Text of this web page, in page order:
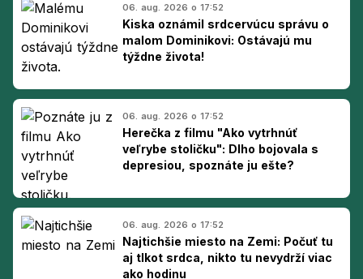
06. aug. 2026 o 17:52
Kiska oznámil srdcervúcu správu o
malom Dominikovi: Ostávajú mu
týždne života!
06. aug. 2026 o 17:52
Herečka z filmu "Ako vytrhnúť
veľrybe stoličku": Dlho bojovala s
depresiou, spoznáte ju ešte?
06. aug. 2026 o 17:52
Najtichšie miesto na Zemi: Počuť tu
aj tlkot srdca, nikto tu nevydrží viac
ako hodinu